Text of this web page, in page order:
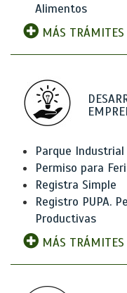
Alimentos
MÁS TRÁMITES
Parque
Permiso para
Registra Simple
Registro PUPA.
Productivas
MÁS TRÁMITES